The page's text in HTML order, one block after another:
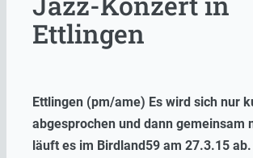
Ettlingen
Ettlingen (pm/ame) Es wird sich nur
abgesprochen und dann gemeinsam
läuft es im Birdland59 am 27.3.15